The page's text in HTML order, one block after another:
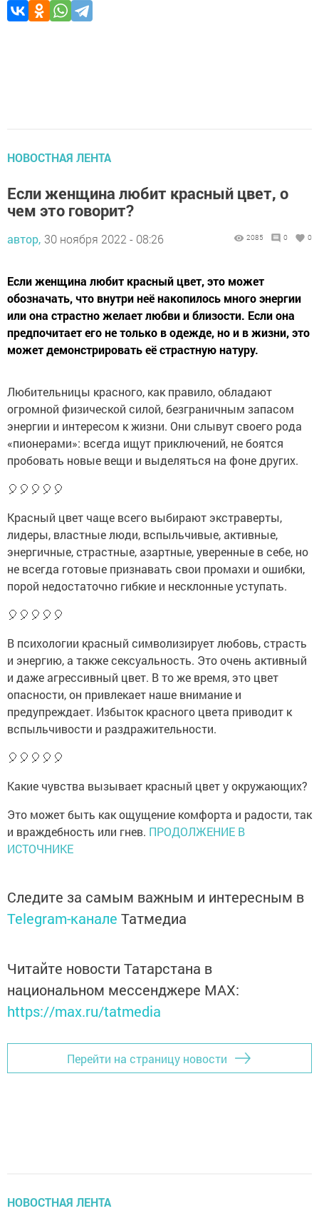
НОВОСТНАЯ ЛЕНТА
Если женщина любит красный цвет, о
чем это говорит?
автор, 30 ноября 2022 - 08:26 2085 0 0
Если женщина любит красный цвет, это может
обозначать, что внутри неё накопилось много энергии
или она страстно желает любви и близости. Если она
предпочитает его не только в одежде, но и в жизни, это
может демонстрировать её страстную натуру.
Любительницы красного, как правило, обладают
огромной физической силой, безграничным запасом
энергии и интересом к жизни. Они слывут своего рода
«пионерами»: всегда ищут приключений, не боятся
пробовать новые вещи и выделяться на фоне других.
🎈🎈🎈🎈🎈
Красный цвет чаще всего выбирают экстраверты,
лидеры, властные люди, вспыльчивые, активные,
энергичные, страстные, азартные, уверенные в себе, но
не всегда готовые признавать свои промахи и ошибки,
порой недостаточно гибкие и несклонные уступать.
🎈🎈🎈🎈🎈
В психологии красный символизирует любовь, страсть
и энергию, а также сексуальность. Это очень активный
и даже агрессивный цвет. В то же время, это цвет
опасности, он привлекает наше внимание и
предупреждает. Избыток красного цвета приводит к
вспыльчивости и раздражительности.
🎈🎈🎈🎈🎈
Какие чувства вызывает красный цвет у окружающих?
Это может быть как ощущение комфорта и радости, так
и враждебность или гнев. ПРОДОЛЖЕНИЕ В
ИСТОЧНИКЕ
Следите за самым важным и интересным в
Telegram-канале Татмедиа
Читайте новости Татарстана в
национальном мессенджере MАХ:
https://max.ru/tatmedia
Перейти на страницу новости
НОВОСТНАЯ ЛЕНТА